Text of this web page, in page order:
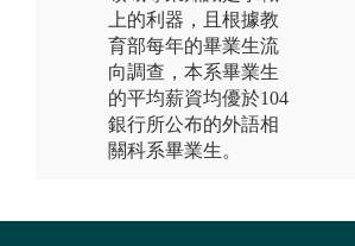
上的利器，且根據教
育部每年的畢業生流
向調查，本系畢業生
的平均薪資均優於104
銀行所公布的外語相
關科系畢業生。